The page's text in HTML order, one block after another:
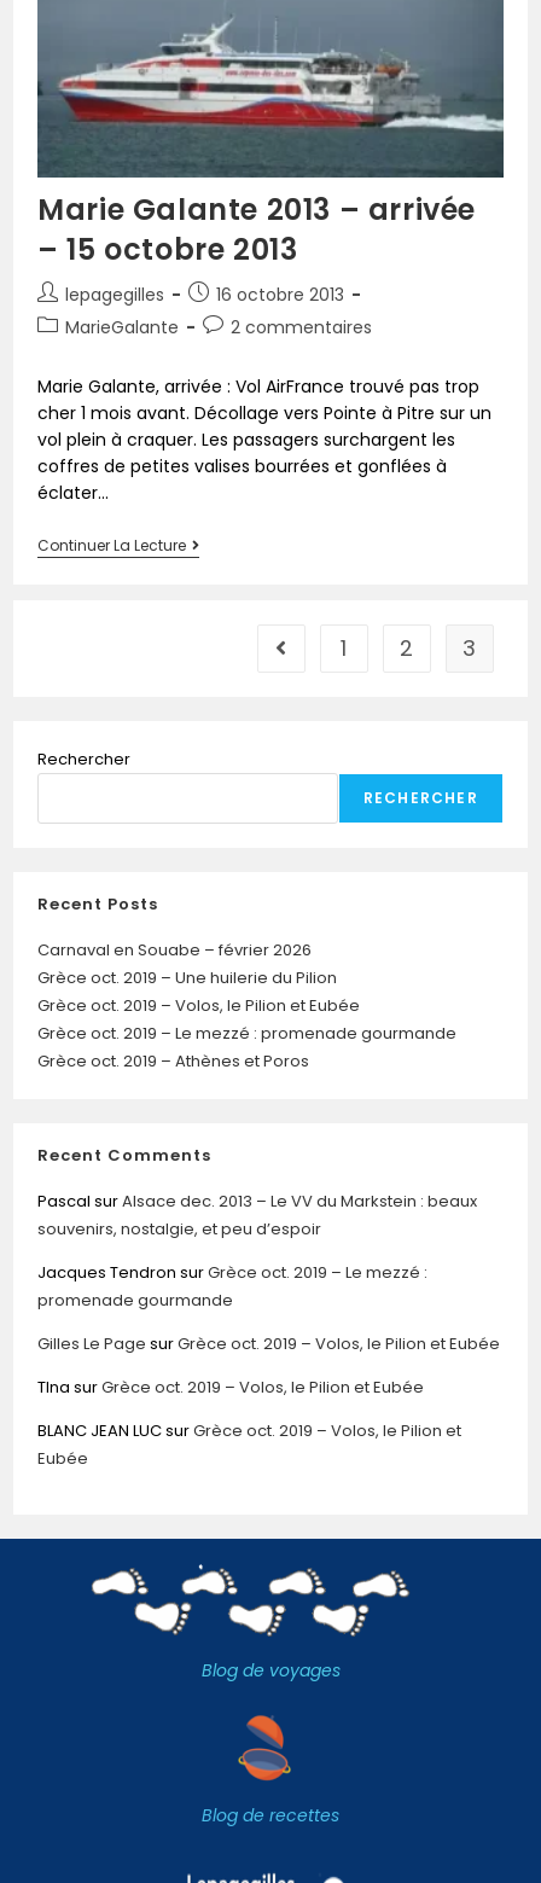
Marie Galante 2013 – arrivée
– 15 octobre 2013
lepagegilles
16 octobre 2013
MarieGalante
2 commentaires
Marie Galante, arrivée : Vol AirFrance trouvé pas trop
cher 1 mois avant. Décollage vers Pointe à Pitre sur un
vol plein à craquer. Les passagers surchargent les
coffres de petites valises bourrées et gonflées à
éclater...
Continuer La Lecture
1 2 3
Rechercher
RECHERCHER
Recent Posts
Carnaval en Souabe – février 2026
Grèce oct. 2019 – Une huilerie du Pilion
Grèce oct. 2019 – Volos, le Pilion et Eubée
Grèce oct. 2019 – Le mezzé : promenade gourmande
Grèce oct. 2019 – Athènes et Poros
Recent Comments
Pascal surAlsace dec. 2013 – Le VV du Markstein : beaux
souvenirs, nostalgie, et peu d’espoir
Jacques Tendron surGrèce oct. 2019 – Le mezzé :
promenade gourmande
Gilles Le Page surGrèce oct. 2019 – Volos, le Pilion et Eubée
TIna surGrèce oct. 2019 – Volos, le Pilion et Eubée
BLANC JEAN LUCsurGrèce oct. 2019 – Volos, le Pilion et
Eubée
Blog de voyages
Blog de recettes